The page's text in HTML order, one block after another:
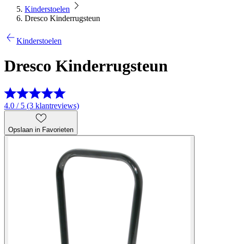
Kinderstoelen
Dresco Kinderrugsteun
Kinderstoelen
Dresco Kinderrugsteun
4.0 / 5 (3 klantreviews)
Opslaan in Favorieten